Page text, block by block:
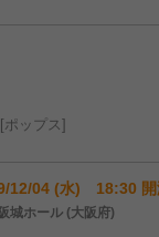
ポップス
12/04 (水) 18:30 開
城ホール (大阪府)